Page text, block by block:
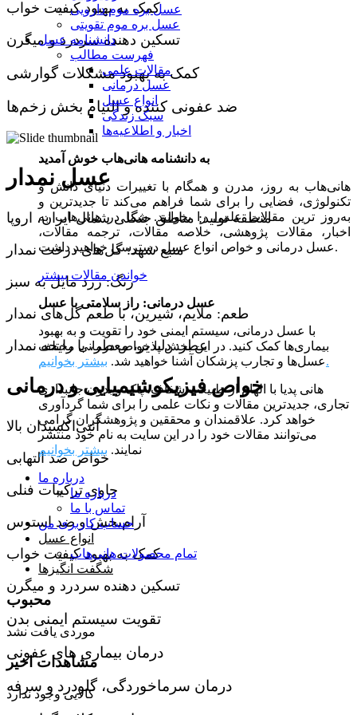
کمک به بهبود کیفیت خواب
تسکین دهنده سردرد و میگرن
کمک به بهبود مشکلات گوارشی
ضد عفونی کننده و التیام بخش زخم‌ها
عسل نمدار
منطقه تولید: مناطق جنگلی شمال ایران، اروپا
منبع شهد: گل‌های درخت نمدار
رنگ: زرد مایل به سبز
طعم: ملایم، شیرین، با طعم گل‌های نمدار
عطر: دلپذیر، معطر، با رایحه نمدار
خواص فیزیکوشیمیایی و درمانی
آنتی‌اکسیدان بالا
خواص ضد التهابی
حاوی ترکیبات فنلی
آرام‌بخش و ضد استرس
کمک به بهبود کیفیت خواب
تسکین دهنده سردرد و میگرن
تقویت سیستم ایمنی بدن
درمان بیماری های عفونی
درمان سرماخوردگی، گلودرد و سرفه
عسل بره موم دارویی
عسل بره موم تقویتی
دانشنامه عسل
فهرست مطالب
مقالات علمی
عسل درمانی
انواع عسل
سبک زندگی
اخبار و اطلاعیه‌ها
به دانشنامه هانی‌هاب خوش آمدید
هانی‌هاب به روز، مدرن و همگام با تغییرات دنیای دانش و
تکنولوژی، فضایی را برای شما فراهم می‌کند تا جدیدترین و
به‌روز ترین مقالات علمی را بخوانید. شما در هانی‌هاب به
اخبار، مقالات پژوهشی، خلاصه مقالات، ترجمه مقالات،
عسل درمانی و خواص انواع عسل دسترسی خواهید داشت.
خواندن مقالات بیشتر
عسل درمانی: راز سلامتی با عسل
با عسل درمانی، سیستم ایمنی خود را تقویت و به بهبود
بیماری‌ها کمک کنید. در این بخش با خواص درمانی مختلف
عسل‌ها و تجارب پزشکان آشنا خواهید شد.بیشتر بخوانیم.
هانی پدیا با الهام از طبیعت شفاف، پاک و بدون جانبداری
تجاری، جدیدترین مقالات و نکات علمی را برای شما گردآوری
خواهد کرد. علاقمندان و محققین و پژوهشگران گرامی
می‌توانند مقالات خود را در این سایت به نام خود منتشر
نمایند. بیشتر بخوانیم
درباره ما
درباره ما
تماس با ما
حساب کاربری من
انواع عسل
تمام محصولات هانی‌هاب
شگفت انگیزها
محبوب
موردی یافت نشد
مشاهدات اخیر
کالایی وجود ندارد